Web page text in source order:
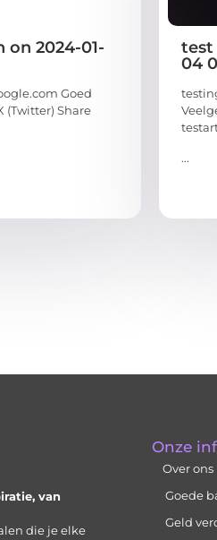
2024-01-
Goed
(Twitter) Share
test
04
...
van
die je elke
Onze
Over ons
Goede
Geld